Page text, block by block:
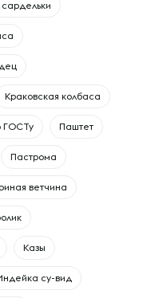
Краковская колбаса
ГОСТу Паштет
Пастрома
ветчина
Казы
су-вид